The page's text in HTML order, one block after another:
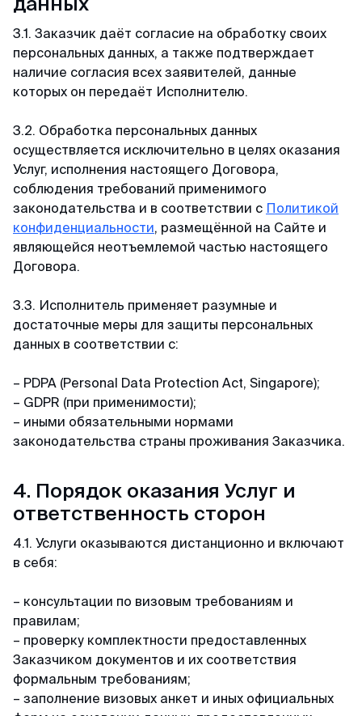
Александр
В кратчайшие сроки
Делали визу в феврале 2025. Виза была
въезда, нам прислали заполненные карты
прибытия При въезде в Сингапур в марте
никаких проблем не было, прошли контроль за
2 мин. Большое спасибо MyVisa.World.
Наталья
Отзыв с Google · 2024
Вжух — и готово
Очень оперативные и приятные ребята.
Сделали визу в Японию, запросив у меня
других агентств. Благодарю 🙏🏻
Кирилл
Качественно и недорого
Сделали за 36 часов с момента оплаты на
двоих за 6000. Идеальное соотношение цены
Всё ещё сомневаешься?
Читай отзывы в первоисточниках. Искренние
благодарности реальных людей ↓
3.1. Заказчик даёт согласие на обработку своих
персональных данных, а также подтверждает
наличие согласия всех заявителей, данные
которых он передаёт Исполнителю.
3.2. Обработка персональных данных
осуществляется исключительно в целях оказания
Услуг, исполнения настоящего Договора,
соблюдения требований применимого
законодательства и в соответствии с Политикой
конфиденциальности, размещённой на Сайте и
являющейся неотъемлемой частью настоящего
Договора.
3.3. Исполнитель применяет разумные и
достаточные меры для защиты персональных
данных в соответствии с:
– PDPA (Personal Data Protection Act, Singapore);
– GDPR (при применимости);
– иными обязательными нормами
законодательства страны проживания Заказчика.
4. Порядок оказания Услуг и
ответственность сторон
4.1. Услуги оказываются дистанционно и включают
в себя:
– консультации по визовым требованиям и
правилам;
– проверку комплектности предоставленных
Заказчиком документов и их соответствия
формальным требованиям;
– заполнение визовых анкет и иных официальных